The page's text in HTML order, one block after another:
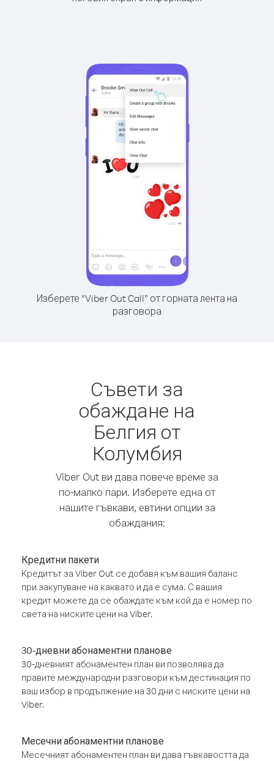
Изберете “Viber Out Call” от горната лента на
разговора
Съвети за
обаждане на
Белгия от
Колумбия
Viber Out ви дава повече време за
по-малко пари. Изберете една от
нашите гъвкави, евтини опции за
обаждания:
Кредитни пакети
Кредитът за Viber Out се добавя към вашия баланс
при закупуване на каквато и да е сума. С вашия
кредит можете да се обаждате към кой да е номер по
света на ниските цени на Viber.
30-дневни абонаментни планове
30-дневният абонаментен план ви позволява да
правите международни разговори към дестинация по
ваш избор в продължение на 30 дни с ниските цени на
Viber.
Месечни абонаментни планове
Месечният абонаментен план ви дава гъвкавостта да